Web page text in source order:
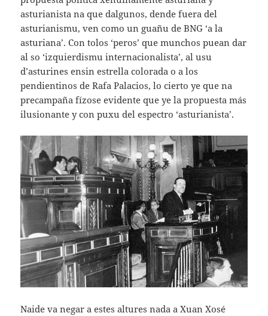
asturianista na que dalgunos, dende fuera del
asturianismu, ven como un guañu de BNG ‘a la
asturiana’. Con tolos ‘peros’ que munchos puean dar
al so ‘izquierdismu internacionalista’, al usu
d’asturines ensin estrella colorada o a los
pendientinos de Rafa Palacios, lo cierto ye que na
precampaña fízose evidente que ye la propuesta más
ilusionante y con puxu del espectro ‘asturianista’.
Naide va negar a estes altures nada a Xuan Xosé